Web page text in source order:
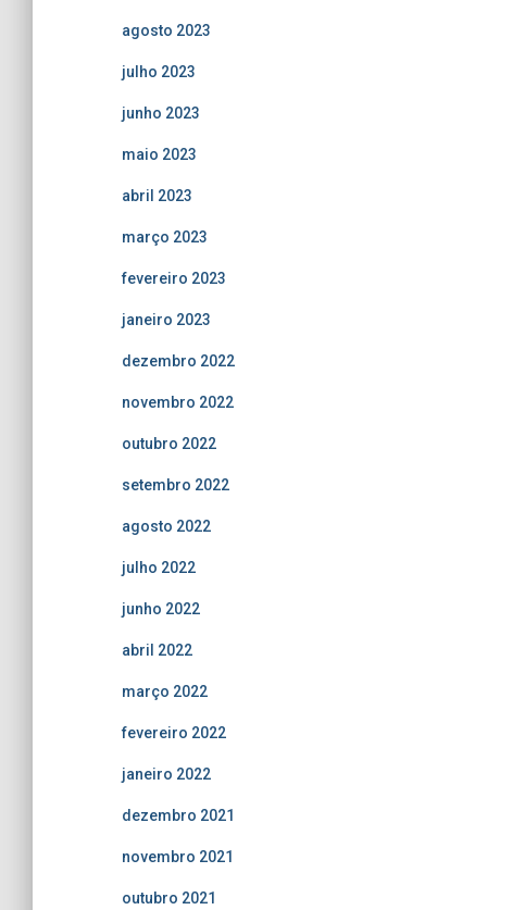
agosto 2023
julho 2023
junho 2023
maio 2023
abril 2023
março 2023
fevereiro 2023
janeiro 2023
dezembro 2022
novembro 2022
outubro 2022
setembro 2022
agosto 2022
julho 2022
junho 2022
abril 2022
março 2022
fevereiro 2022
janeiro 2022
dezembro 2021
novembro 2021
outubro 2021